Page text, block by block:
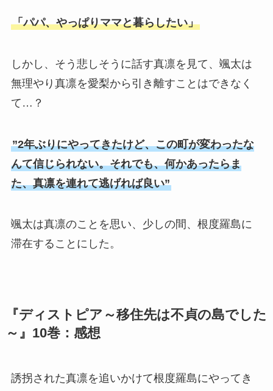
「パパ、やっぱりママと暮らしたい」
しかし、そう悲しそうに話す真凛を見て、颯太は
無理やり真凛を愛梨から引き離すことはできなく
て…？
”2年ぶりにやってきたけど、この町が変わったな
んて信じられない。それでも、何かあったらま
た、真凛を連れて逃げれば良い”
颯太は真凛のことを思い、少しの間、根度羅島に
滞在することにした。
『ディストピア～移住先は不貞の島でした
～』10巻：感想
誘拐された真凛を追いかけて根度羅島にやってき